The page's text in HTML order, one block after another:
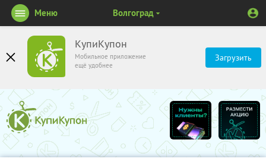
КупиКупон
Мобильное приложение
ещё удобнее
Загрузить
Меню Волгоград